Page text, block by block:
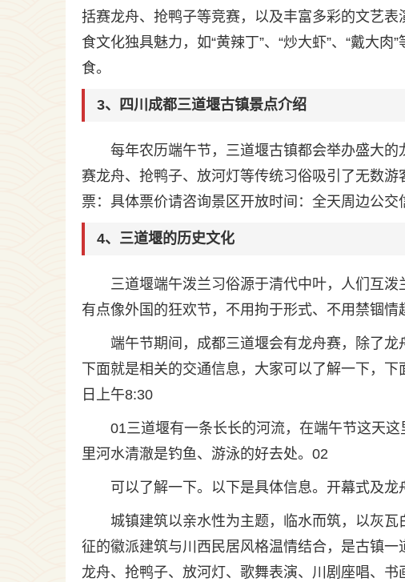
括赛龙舟、抢鸭子等竞赛，以及丰富多彩的文艺
食文化独具魅力，如“黄辣丁”、“炒大虾”、“戴大
食。
3、四川成都三道堰古镇景点介绍
每年农历端午节，三道堰古镇都会举办盛大
赛龙舟、抢鸭子、放河灯等传统习俗吸引了无数
票：具体票价请咨询景区开放时间：全天周边公交
4、三道堰的历史文化
三道堰端午泼兰习俗源于清代中叶，人们互
有点像外国的狂欢节，不用拘于形式、不用禁锢情
端午节期间，成都三道堰会有龙舟赛，除了
下面就是相关的交通信息，大家可以了解一下，
日上午8:30
01三道堰有一条长长的河流，在端午节这天
里河水清澈是钓鱼、游泳的好去处。02
可以了解一下。以下是具体信息。开幕式及
城镇建筑以亲水性为主题，临水而筑，以灰
征的徽派建筑与川西民居风格温情结合，是古镇
龙舟、抢鸭子、放河灯、歌舞表演、川剧座唱、